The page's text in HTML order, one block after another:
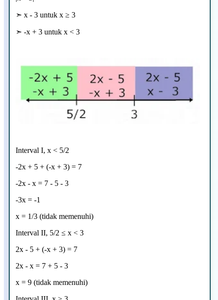
➣ x - 3 untuk x ≥ 3
➣ -x + 3 untuk x < 3
Interval I, x < 5/2
-2x + 5 + (-x + 3) = 7
-2x - x = 7 - 5 - 3
-3x = -1
x = 1/3 (tidak memenuhi)
Interval II, 5/2 ≤ x < 3
2x - 5 + (-x + 3) = 7
2x - x = 7 + 5 - 3
x = 9 (tidak memenuhi)